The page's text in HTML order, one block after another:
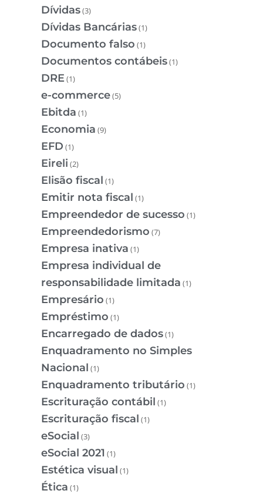
Dívidas(3)
Dívidas Bancárias(1)
Documento falso (1)
Documentos contábeis(1)
DRE(1)
e-commerce(5)
Ebitda (1)
Economia (9)
EFD (1)
Eireli (2)
Elisão fiscal (1)
Emitir nota fiscal (1)
Empreendedor de sucesso (1)
Empreendedorismo (7)
Empresa inativa (1)
Empresa individual de
responsabilidade limitada (1)
Empresário (1)
Empréstimo (1)
Encarregado de dados(1)
Enquadramento no Simples
Nacional (1)
Enquadramento tributário (1)
Escrituração contábil (1)
Escrituração fiscal (1)
eSocial (3)
eSocial 2021 (1)
Estética visual (1)
Ética (1)